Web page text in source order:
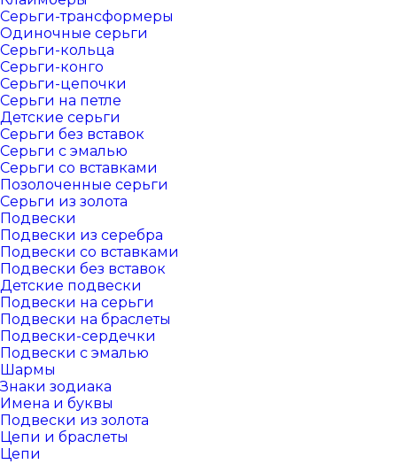
Серьги-трансформеры
Одиночные серьги
Серьги-кольца
Серьги-конго
Серьги-цепочки
Серьги на петле
Детские серьги
Серьги без вставок
Серьги с эмалью
Серьги со вставками
Позолоченные серьги
Серьги из золота
Подвески
Подвески из серебра
Подвески со вставками
Подвески без вставок
Детские подвески
Подвески на серьги
Подвески на браслеты
Подвески-сердечки
Подвески с эмалью
Шармы
Знаки зодиака
Имена и буквы
Подвески из золота
Цепи и браслеты
Цепи